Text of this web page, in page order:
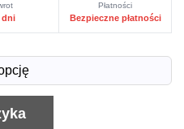
dni
Płatności
Bezpieczne płatności